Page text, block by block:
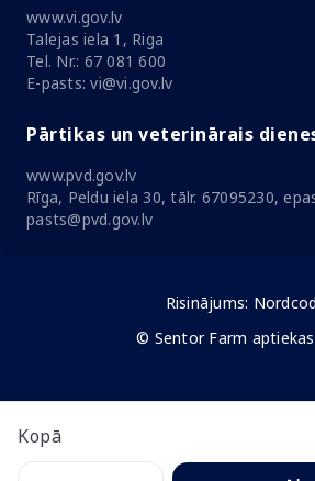
Kopā
www.vi.gov.lv
Talejas iela 1, Riga
Tel. Nr.: 67 081 600
E-pasts: vi@vi.gov.lv
Pārtikas un veterinārais
www.pvd.gov.lv
Rīga, Peldu iela 30, tālr. 67095230,
pasts@pvd.gov.lv
Risinājums:
© Sentor Farm